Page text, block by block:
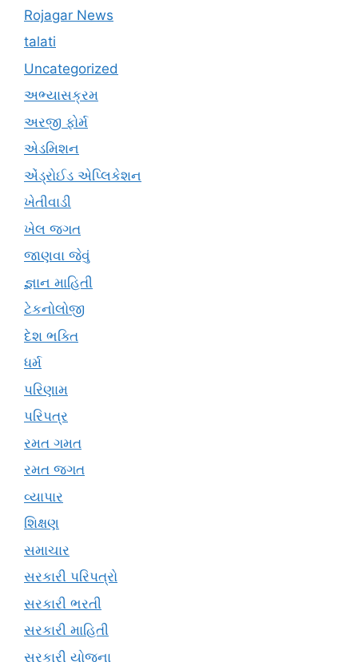
Rojagar News
talati
Uncategorized
અભ્યાસક્રમ
અરજી ફોર્મ
એડમિશન
એંડ્રોઈડ એપ્લિકેશન
ખેતીવાડી
ખેલ જગત
જાણવા જેવું
જ્ઞાન માહિતી
ટેકનોલોજી
દેશ ભક્તિ
ધર્મ
પરિણામ
પરિપત્ર
રમત ગમત
રમત જગત
વ્યાપાર
શિક્ષણ
સમાચાર
સરકારી પરિપત્રો
સરકારી ભરતી
સરકારી માહિતી
સરકારી યોજના